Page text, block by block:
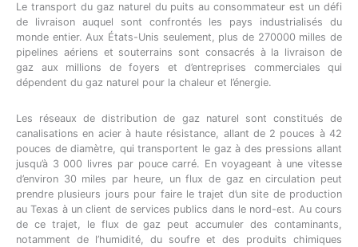
Le transport du gaz naturel du puits au consommateur est un défi
de livraison auquel sont confrontés les pays industrialisés du
monde entier. Aux États-Unis seulement, plus de 270000 milles de
pipelines aériens et souterrains sont consacrés à la livraison de
gaz aux millions de foyers et d’entreprises commerciales qui
dépendent du gaz naturel pour la chaleur et l’énergie.
Les réseaux de distribution de gaz naturel sont constitués de
canalisations en acier à haute résistance, allant de 2 pouces à 42
pouces de diamètre, qui transportent le gaz à des pressions allant
jusqu’à 3 000 livres par pouce carré. En voyageant à une vitesse
d’environ 30 miles par heure, un flux de gaz en circulation peut
prendre plusieurs jours pour faire le trajet d’un site de production
au Texas à un client de services publics dans le nord-est. Au cours
de ce trajet, le flux de gaz peut accumuler des contaminants,
notamment de l’humidité, du soufre et des produits chimiques